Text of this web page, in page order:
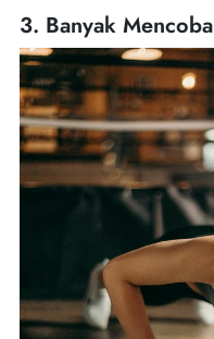
3. Banyak Mencoba